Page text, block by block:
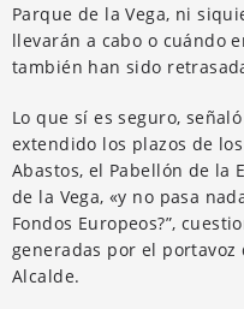
Parque de la Vega, ni
llevarán a cabo o cuándo
también han sido
Lo que sí es seguro,
extendido los plazos de
Abastos, el Pabellón de la
de la Vega, «y no pasa
Fondos Europeos?”,
generadas por el portavoz
Alcalde.